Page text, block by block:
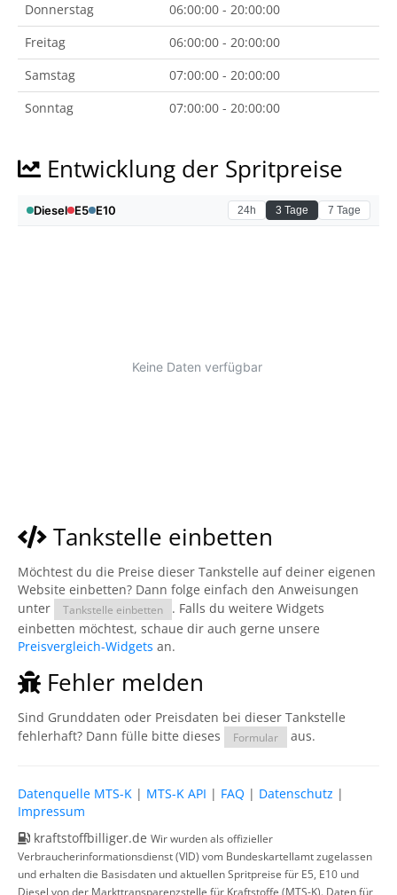
Donnerstag
06:00:00 - 20:00:00
Freitag
06:00:00 - 20:00:00
Samstag
07:00:00 - 20:00:00
Sonntag
07:00:00 - 20:00:00
Entwicklung der Spritpreise
Tankstelle einbetten
Möchtest du die Preise dieser Tankstelle auf deiner eigenen
Website einbetten? Dann folge einfach den Anweisungen
unter
Tankstelle einbetten
. Falls du weitere Widgets
einbetten möchtest, schaue dir auch gerne unsere
Preisvergleich-Widgets an.
Fehler melden
Sind Grunddaten oder Preisdaten bei dieser Tankstelle
fehlerhaft? Dann fülle bitte dieses
Formular aus.
Datenquelle MTS-K | MTS-K API | FAQ | Datenschutz |
Impressum
kraftstoffbilliger.de Wir wurden als offizieller
Verbraucherinformationsdienst (VID) vom Bundeskartellamt zugelassen
und erhalten die Basisdaten und aktuellen Spritpreise für E5, E10 und
Diesel von der Markttransparenzstelle für Kraftstoffe (MTS-K). Daten für